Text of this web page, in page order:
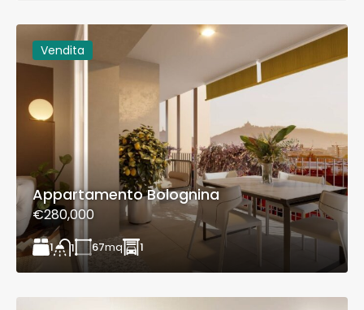
Vendita
Appartamento Bolognina
€280,000
1 1 67mq 1